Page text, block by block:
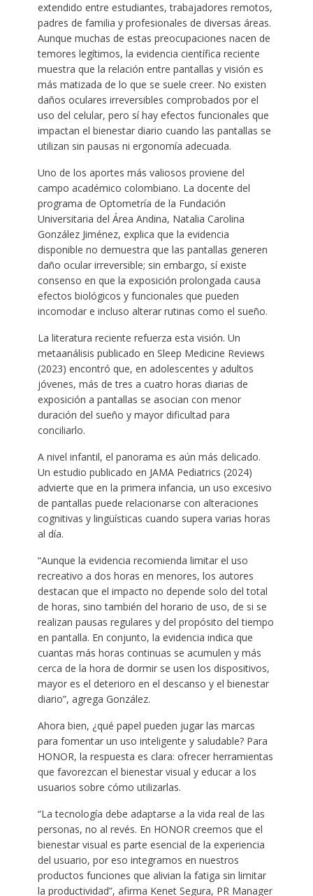
extendido entre estudiantes, trabajadores remotos,
padres de familia y profesionales de diversas áreas.
Aunque muchas de estas preocupaciones nacen de
temores legítimos, la evidencia científica reciente
muestra que la relación entre pantallas y visión es
más matizada de lo que se suele creer. No existen
daños oculares irreversibles comprobados por el
uso del celular, pero sí hay efectos funcionales que
impactan el bienestar diario cuando las pantallas se
utilizan sin pausas ni ergonomía adecuada.
Uno de los aportes más valiosos proviene del
campo académico colombiano. La docente del
programa de Optometría de la Fundación
Universitaria del Área Andina, Natalia Carolina
González Jiménez, explica que la evidencia
disponible no demuestra que las pantallas generen
daño ocular irreversible; sin embargo, sí existe
consenso en que la exposición prolongada causa
efectos biológicos y funcionales que pueden
incomodar e incluso alterar rutinas como el sueño.
La literatura reciente refuerza esta visión. Un
metaanálisis publicado en Sleep Medicine Reviews
(2023) encontró que, en adolescentes y adultos
jóvenes, más de tres a cuatro horas diarias de
exposición a pantallas se asocian con menor
duración del sueño y mayor dificultad para
conciliarlo.
A nivel infantil, el panorama es aún más delicado.
Un estudio publicado en JAMA Pediatrics (2024)
advierte que en la primera infancia, un uso excesivo
de pantallas puede relacionarse con alteraciones
cognitivas y lingüísticas cuando supera varias horas
al día.
“Aunque la evidencia recomienda limitar el uso
recreativo a dos horas en menores, los autores
destacan que el impacto no depende solo del total
de horas, sino también del horario de uso, de si se
realizan pausas regulares y del propósito del tiempo
en pantalla. En conjunto, la evidencia indica que
cuantas más horas continuas se acumulen y más
cerca de la hora de dormir se usen los dispositivos,
mayor es el deterioro en el descanso y el bienestar
diario”, agrega González.
Ahora bien, ¿qué papel pueden jugar las marcas
para fomentar un uso inteligente y saludable? Para
HONOR, la respuesta es clara: ofrecer herramientas
que favorezcan el bienestar visual y educar a los
usuarios sobre cómo utilizarlas.
“La tecnología debe adaptarse a la vida real de las
personas, no al revés. En HONOR creemos que el
bienestar visual es parte esencial de la experiencia
del usuario, por eso integramos en nuestros
productos funciones que alivian la fatiga sin limitar
la productividad”, afirma Kenet Segura, PR Manager